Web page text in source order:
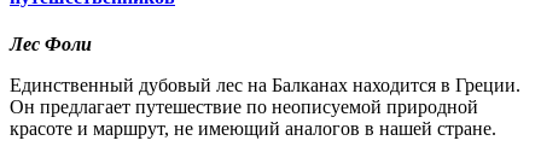
Лес Фоли
Единственный дубовый лес на Балканах находится в Греции.
Он предлагает путешествие по неописуемой природной
красоте и маршрут, не имеющий аналогов в нашей стране.